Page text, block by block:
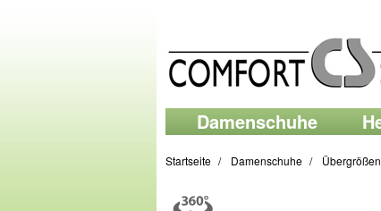
Damenschuhe
Startseite Damenschuhe Übergrößen